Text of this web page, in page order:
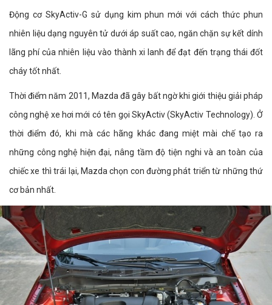
Động cơ SkyActiv-G sử dụng kim phun mới với cách thức phun
nhiên liệu dạng nguyên tử dưới áp suất cao, ngăn chặn sự kết dính
lãng phí của nhiên liệu vào thành xi lanh để đạt đến trạng thái đốt
cháy tốt nhất.
Thời điểm năm 2011, Mazda đã gây bất ngờ khi giới thiệu giải pháp
công nghệ xe hơi mới có tên gọi SkyActiv (SkyActiv Technology). Ở
thời điểm đó, khi mà các hãng khác đang miệt mài chế tạo ra
những công nghệ hiện đại, nâng tầm độ tiện nghi và an toàn của
chiếc xe thì trái lại, Mazda chọn con đường phát triển từ những thứ
cơ bản nhất.